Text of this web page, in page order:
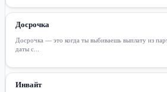
Досрочка
Досрочка — это когда ты выбиваешь выплату из
даты с...
Инвайт